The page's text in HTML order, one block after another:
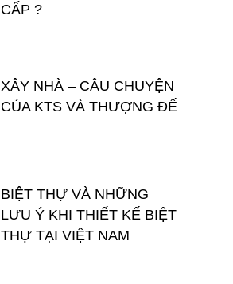
CẤP ?
XÂY NHÀ – CÂU CHUYỆN
CỦA KTS VÀ THƯỢNG ĐẾ
BIỆT THỰ VÀ NHỮNG
LƯU Ý KHI THIẾT KẾ BIỆT
THỰ TẠI VIỆT NAM